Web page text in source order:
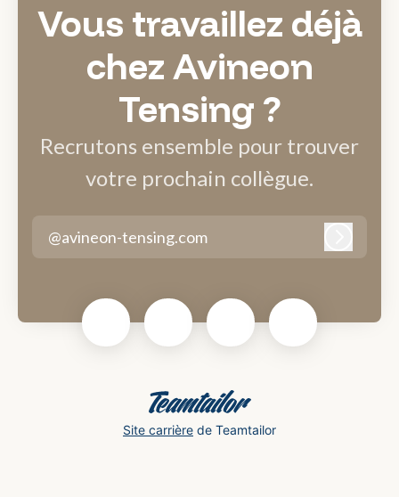
Vous travaillez déjà
chez Avineon
Tensing ?
Recrutons ensemble pour trouver
votre prochain collègue.
@avineon-tensing.com
Site carrière de Teamtailor